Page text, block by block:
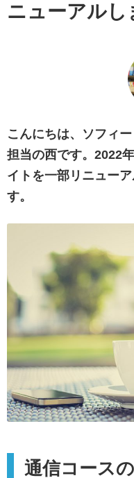
ニューアルし
こんにちは、ソフィ
担当の西です。2022
イトを一部リニュー
す。
通信コース